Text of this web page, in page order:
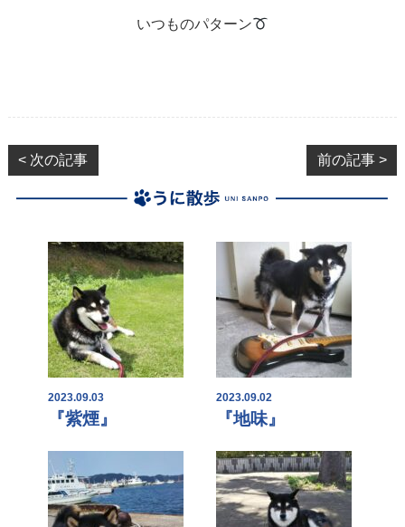
いつものパターン
< 次の記事 前の記事 >
2023.09.03
『紫煙』
2023.09.02
『地味』